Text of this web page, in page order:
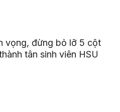
vọng, đừng bỏ lỡ 5 cột
tân sinh viên HSU